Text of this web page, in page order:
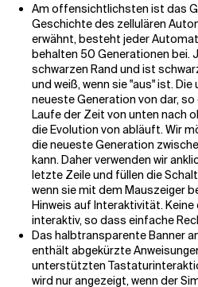
Am offensichtlichsten ist das
Geschichte des zellulären
erwähnt, besteht jeder
behalten 50 Generationen bei.
schwarzen Rand und ist
und weiß, wenn sie "aus" ist.
neueste Generation von dar,
Laufe der Zeit von unten nach
die Evolution von abläuft. Wir
die neueste Generation
kann. Daher verwenden wir
letzte Zeile und füllen die
wenn sie mit dem Mauszeiger
Hinweis auf Interaktivität.
interaktiv, so dass einfache
Das halbtransparente Banner
enthält abgekürzte
unterstützten
wird nur angezeigt, wenn der